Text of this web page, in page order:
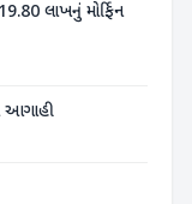
લાખનું મોર્ફિન
આગાહી